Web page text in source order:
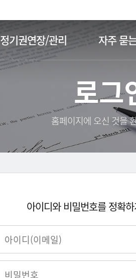
정기권연장/관리 자주 묻
로그
홈페이지에 오신 것을
아이디와 비밀번호를 정확